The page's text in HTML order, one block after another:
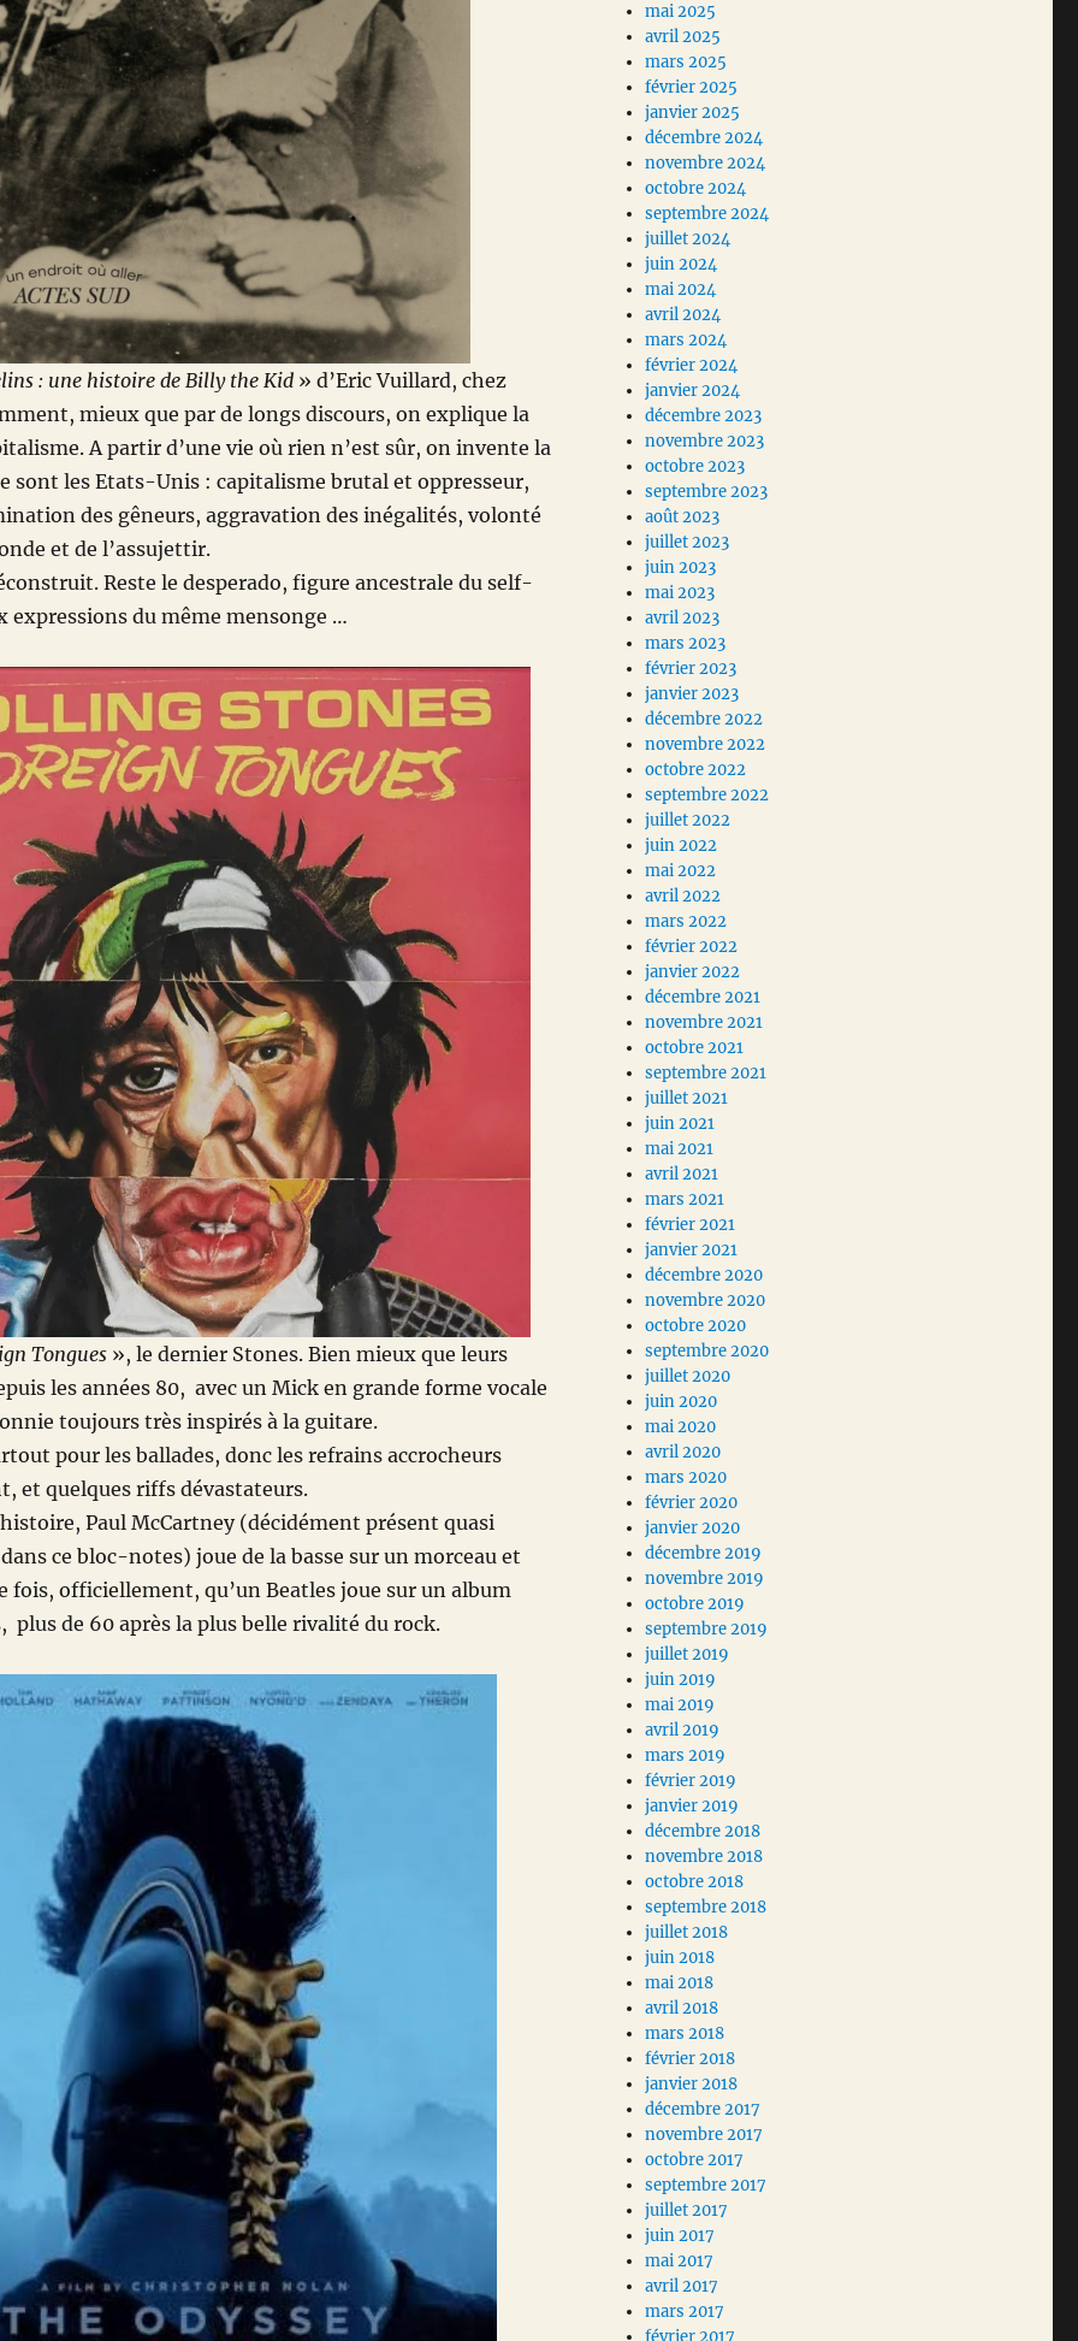
: une histoire de Billy the Kid » d’Eric Vuillard, chez
mieux que par de longs discours, on explique la
A partir d’une vie où rien n’est sûr, on invente la
sont les Etats-Unis : capitalisme brutal et oppresseur,
des gêneurs, aggravation des inégalités, volonté
et de l’assujettir.
Reste le desperado, figure ancestrale du self-
expressions du même mensonge …
Tongues », le dernier Stones. Bien mieux que leurs
les années 80, avec un Mick en grande forme vocale
toujours très inspirés à la guitare.
pour les ballades, donc les refrains accrocheurs
et quelques riffs dévastateurs.
Paul McCartney (décidément présent quasi
ce bloc-notes) joue de la basse sur un morceau et
fois, officiellement, qu’un Beatles joue sur un album
plus de 60 après la plus belle rivalité du rock.
mai 2025
avril 2025
mars 2025
février 2025
janvier 2025
décembre 2024
novembre 2024
octobre 2024
septembre 2024
juillet 2024
juin 2024
mai 2024
avril 2024
mars 2024
février 2024
janvier 2024
décembre 2023
novembre 2023
octobre 2023
septembre 2023
août 2023
juillet 2023
juin 2023
mai 2023
avril 2023
mars 2023
février 2023
janvier 2023
décembre 2022
novembre 2022
octobre 2022
septembre 2022
juillet 2022
juin 2022
mai 2022
avril 2022
mars 2022
février 2022
janvier 2022
décembre 2021
novembre 2021
octobre 2021
septembre 2021
juillet 2021
juin 2021
mai 2021
avril 2021
mars 2021
février 2021
janvier 2021
décembre 2020
novembre 2020
octobre 2020
septembre 2020
juillet 2020
juin 2020
mai 2020
avril 2020
mars 2020
février 2020
janvier 2020
décembre 2019
novembre 2019
octobre 2019
septembre 2019
juillet 2019
juin 2019
mai 2019
avril 2019
mars 2019
février 2019
janvier 2019
décembre 2018
novembre 2018
octobre 2018
septembre 2018
juillet 2018
juin 2018
mai 2018
avril 2018
mars 2018
février 2018
janvier 2018
décembre 2017
novembre 2017
octobre 2017
septembre 2017
juillet 2017
juin 2017
mai 2017
avril 2017
mars 2017
février 2017